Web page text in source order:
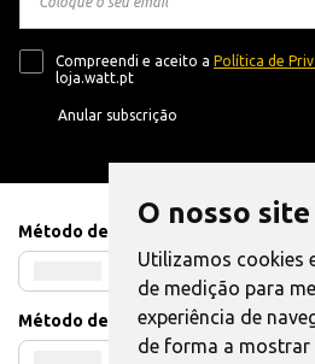
O nosso
Utilizamos cookies
de medição para
experiência de
de forma a mostrar
Compreendi e aceito a Política de
loja.watt.pt
Anular subscrição
Método de Pagamento
Método de Envio